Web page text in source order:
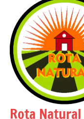
conteúdo
Rota Natural